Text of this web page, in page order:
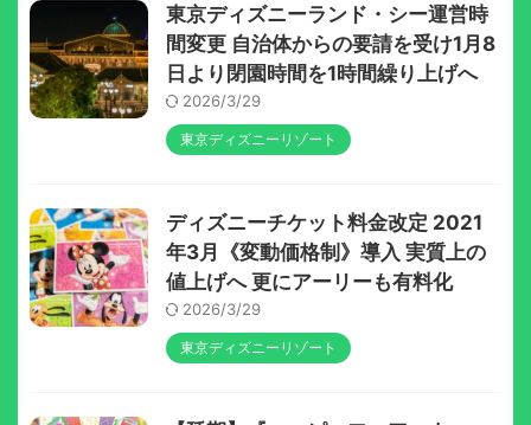
東京ディズニーランド・シー運営時
間変更 自治体からの要請を受け1月8
日より閉園時間を1時間繰り上げへ
2026/3/29
東京ディズニーリゾート
ディズニーチケット料金改定 2021
年3月《変動価格制》導入 実質上の
値上げへ 更にアーリーも有料化
2026/3/29
東京ディズニーリゾート